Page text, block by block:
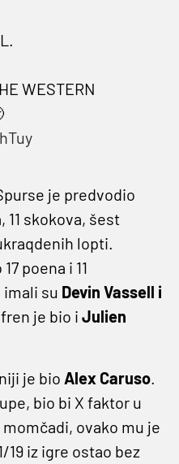
WESTERN
je predvodio
11 skokova, šest
lopti.
poena i 11
imali su Devin Vassell i
je bio i Julien
je bio Alex Caruso.
bio bi X faktor u
ovako mu je
19 iz igre ostao bez